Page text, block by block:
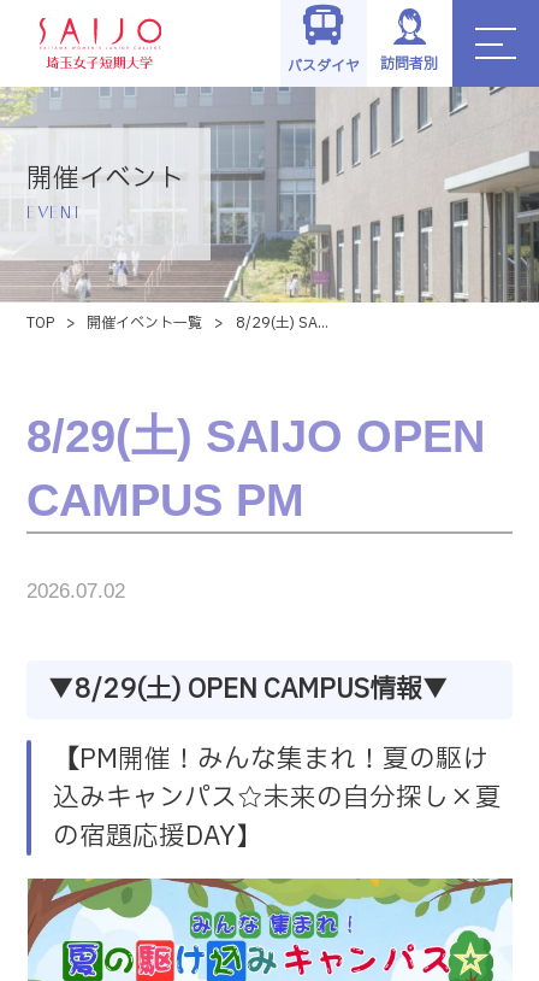
バスダイヤ 訪問者別
開催イベント
EVENT
TOP > 開催イベント一覧 > 8/29(土) SA...
8/29(土) SAIJO OPEN
CAMPUS PM
2026.07.02
▼8/29(土) OPEN CAMPUS情報▼
【PM開催！みんな集まれ！夏の駆け
込みキャンパス☆未来の自分探し×夏
の宿題応援DAY】